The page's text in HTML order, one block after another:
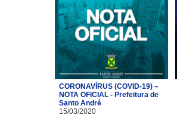
CORONAVÍRUS (COVID-19) –
NOTA OFICIAL - Prefeitura de
Santo André
15/03/2020